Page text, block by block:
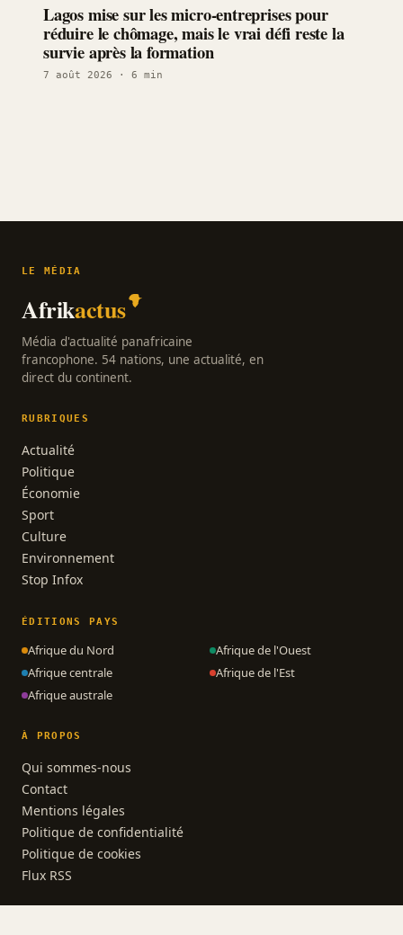
Lagos mise sur les micro-entreprises pour
réduire le chômage, mais le vrai défi reste la
survie après la formation
7 août 2026 · 6 min
LE MÉDIA
Afrikactus
Média d'actualité panafricaine
francophone. 54 nations, une actualité, en
direct du continent.
RUBRIQUES
Actualité
Politique
Économie
Sport
Culture
Environnement
Stop Infox
ÉDITIONS PAYS
Afrique du Nord
Afrique de l'Ouest
Afrique centrale
Afrique de l'Est
Afrique australe
À PROPOS
Qui sommes-nous
Contact
Mentions légales
Politique de confidentialité
Politique de cookies
Flux RSS